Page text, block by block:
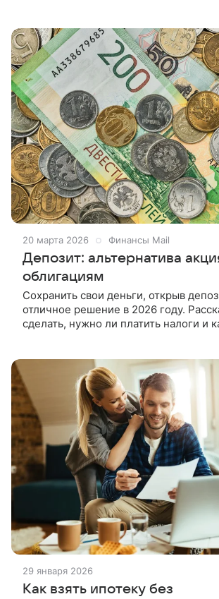
20 марта 2026 Финансы Mail
Депозит: альтернатива
облигациям
Сохранить свои деньги, открыв
отличное решение в 2026 году.
сделать, нужно ли платить налоги и
29 января 2026
Как взять ипотеку без